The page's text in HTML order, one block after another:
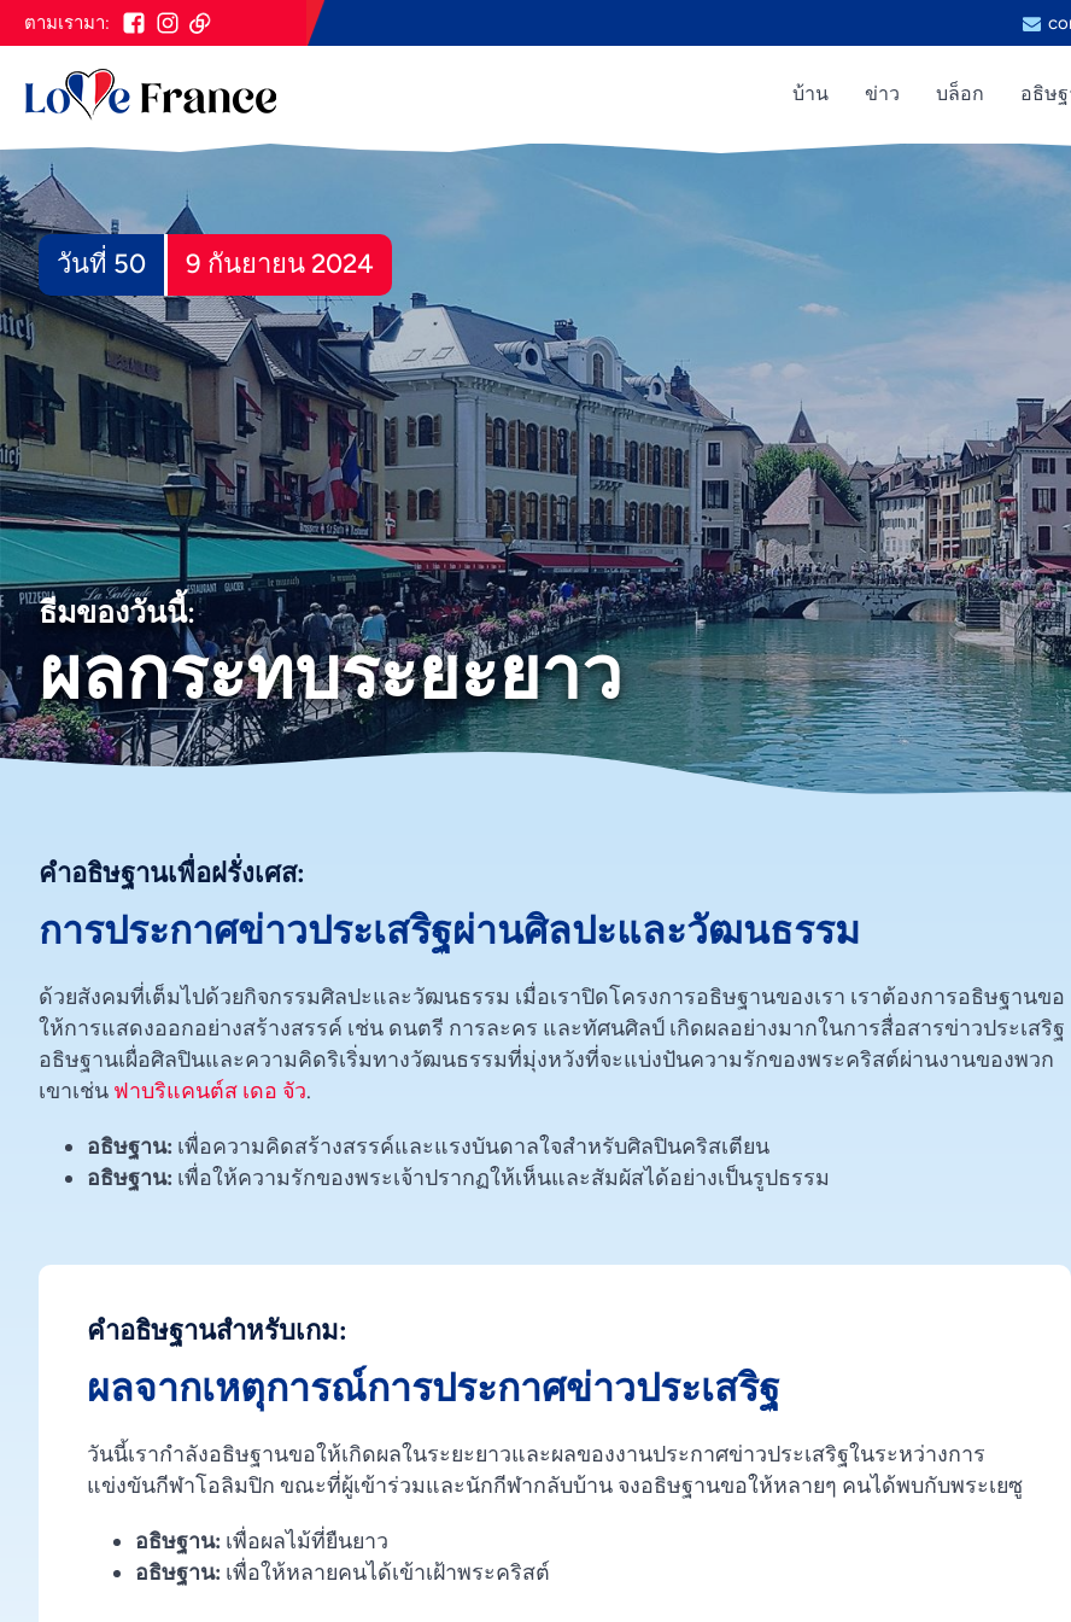
ตามเรามา:
บ้าน ข่าว บล็อก อธิษ
วันที่ 50 9 กันยายน 2024
ธีมของวันนี้:
ผลกระทบระยะยาว
คำอธิษฐานเพื่อฝรั่งเศส:
การประกาศข่าวประเสริฐผ่านศิลปะและวัฒนธรรม
ด้วยสังคมที่เต็มไปด้วยกิจกรรมศิลปะและวัฒนธรรม เมื่อเราปิดโครงการอธิษฐานของเรา เราต้องการอธิษฐานขอ
ให้การแสดงออกอย่างสร้างสรรค์ เช่น ดนตรี การละคร และทัศนศิลป์ เกิดผลอย่างมากในการสื่อสารข่าวประเสริฐ
อธิษฐานเผื่อศิลปินและความคิดริเริ่มทางวัฒนธรรมที่มุ่งหวังที่จะแบ่งปันความรักของพระคริสต์ผ่านงานของพวก
เขาเช่น ฟาบริแคนต์ส เดอ จัว.
อธิษฐาน: เพื่อความคิดสร้างสรรค์และแรงบันดาลใจสำหรับศิลปินคริสเตียน
อธิษฐาน: เพื่อให้ความรักของพระเจ้าปรากฏให้เห็นและสัมผัสได้อย่างเป็นรูปธรรม
คำอธิษฐานสำหรับเกม:
ผลจากเหตุการณ์การประกาศข่าวประเสริฐ
วันนี้เรากำลังอธิษฐานขอให้เกิดผลในระยะยาวและผลของงานประกาศข่าวประเสริฐในระหว่างการ
แข่งขันกีฬาโอลิมปิก ขณะที่ผู้เข้าร่วมและนักกีฬากลับบ้าน จงอธิษฐานขอให้หลายๆ คนได้พบกับพระเยซู
อธิษฐาน: เพื่อผลไม้ที่ยืนยาว
อธิษฐาน: เพื่อให้หลายคนได้เข้าเฝ้าพระคริสต์